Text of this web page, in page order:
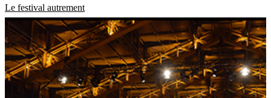
Le festival autrement